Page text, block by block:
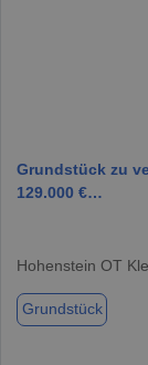
Grundstück zu
129.000 €…
Hohenstein OT
Grundstück